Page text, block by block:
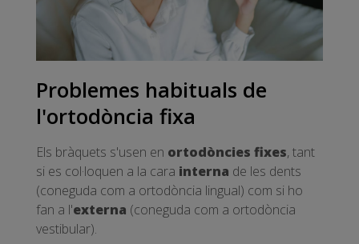
Problemes habituals de
l'ortodòncia fixa
Els bràquets s'usen en ortodòncies fixes, tant
si es col·loquen a la cara interna de les dents
(coneguda com a ortodòncia lingual) com si ho
fan a l'externa (coneguda com a ortodòncia
vestibular).